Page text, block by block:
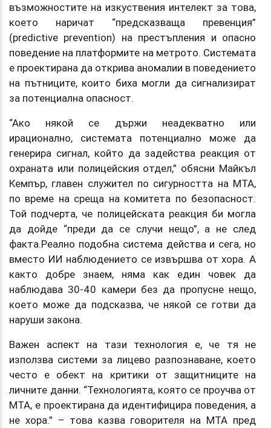
възможностите на изкуствения интелект за това,
което наричат “предсказваща превенция”
(predictive prevention) на престъпления и опасно
поведение на платформите на метрото. Системата
е проектирана да открива аномалии в поведението
на пътниците, които биха могли да сигнализират
за потенциална опасност.
“Ако някой се държи неадекватно или
ирационално, системата потенциално може да
генерира сигнал, който да задейства реакция от
охраната или полицейския отдел,” обясни Майкъл
Кемпър, главен служител по сигурността на MTA,
по време на среща на комитета по безопасност.
Той подчерта, че полицейската реакция би могла
да дойде “преди да се случи нещо”, а не след
факта.Реално подобна система действа и сега, но
вместо ИИ наблюдението се извършва от хора. А
както добре знаем, няма как един човек да
наблюдава 30-40 камери без да пропусне нещо,
което може да подсказва, че някой се готви да
наруши закона.
Важен аспект на тази технология е, че тя не
използва системи за лицево разпознаване, което
често е обект на критики от защитниците на
личните данни. “Технологията, която се проучва от
MTA, е проектирана да идентифицира поведения, а
не хора.” – това казва говорителя на MTA пред